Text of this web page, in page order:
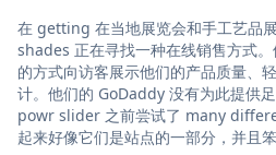
在 getting 在当地展览会和手工艺品
shades 正在寻找一种在线销售方式
的方式向访客展示他们的产品质量、
计。他们的 GoDaddy 没有为此提供
powr slider 之前尝试了 many
起来好像它们是站点的一部分，并且